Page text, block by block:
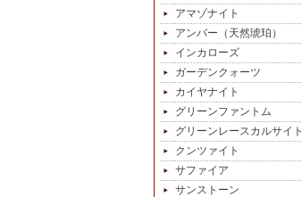
アマゾナイト
アンバー（天然琥珀）
インカローズ
ガーデンクォーツ
カイヤナイト
グリーンファントム
グリーンレースカルサイト
クンツァイト
サファイア
サンストーン